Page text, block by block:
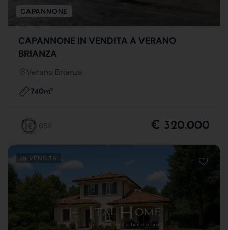
CAPANNONE
CAPANNONE IN VENDITA A VERANO
BRIANZA
Verano Brianza
740m2
655 € 320.000
IN VENDITA